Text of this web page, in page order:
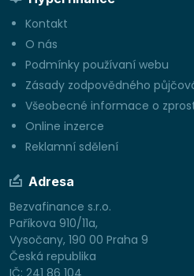
Kontakt
O nás
Podmínky používaní webu
Zásady zodpovědného
Všeobecné informace o
Online inzerce
Reklamní sdělení
Adresa
Bezvafinance s.r.o.
Paříkova 910/11a,
Vysočany, 190 00 Praha 9
Česká republika